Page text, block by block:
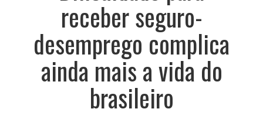
receber seguro-
desemprego complica
ainda mais a vida do
brasileiro